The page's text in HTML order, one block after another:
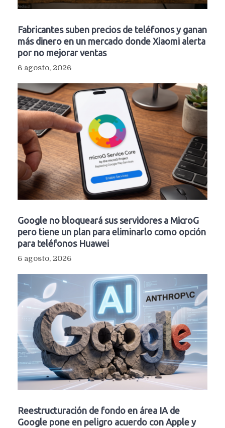
Fabricantes suben precios de teléfonos y ganan
más dinero en un mercado donde Xiaomi alerta
por no mejorar ventas
6 agosto, 2026
Google no bloqueará sus servidores a MicroG
pero tiene un plan para eliminarlo como opción
para teléfonos Huawei
6 agosto, 2026
Reestructuración de fondo en área IA de
Google pone en peligro acuerdo con Apple y